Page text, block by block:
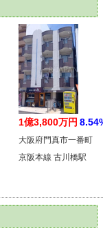
1億3,800万円
大阪府門真市一番町
京阪本線 古川橋駅